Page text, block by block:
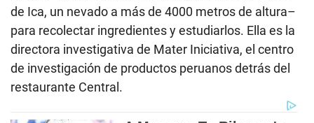
de Ica, un nevado a más de 4000 metros de altura–
para recolectar ingredientes y estudiarlos. Ella es la
directora investigativa de Mater Iniciativa, el centro
de investigación de productos peruanos detrás del
restaurante Central.